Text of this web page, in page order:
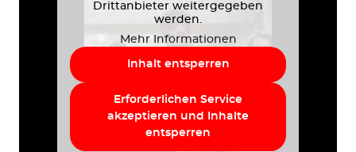
Drittanbieter weitergegeben
werden.
Mehr Informationen
Inhalt entsperren
Erforderlichen Service
akzeptieren und Inhalte
entsperren